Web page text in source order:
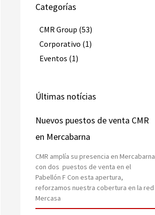
Categorías
CMR Group (53)
Corporativo (1)
Eventos (1)
Últimas notícias
Nuevos puestos de venta CMR
en Mercabarna
CMR amplía su presencia en Mercabarna
con dos puestos de venta en el
Pabellón F Con esta apertura,
reforzamos nuestra cobertura en la red
Mercasa